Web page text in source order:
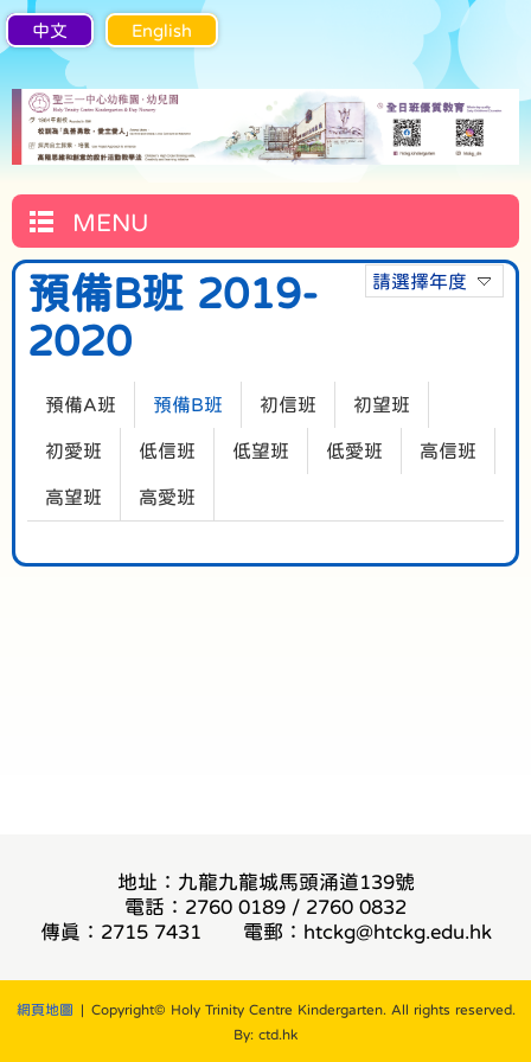
中文 English
MENU
請選擇年度
預備B班 2019-
2020
預備A班 預備B班 初信班 初望班
初愛班 低信班 低望班 低愛班 高信班
高望班 高愛班
地址：九龍九龍城馬頭涌道139號
電話：2760 0189 / 2760 0832
傳真：2715 7431
電郵： htckg@htckg.edu.hk
網頁地圖 | Copyright© Holy Trinity Centre Kindergarten. All rights reserved.
By: ctd.hk